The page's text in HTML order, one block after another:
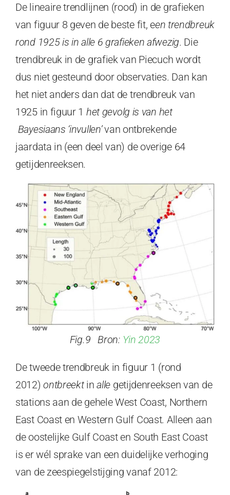
De lineaire trendlijnen (rood) in de grafieken
van figuur 8 geven de beste fit, een trendbreuk
rond 1925 is in alle 6 grafieken afwezig. Die
trendbreuk in de grafiek van Piecuch wordt
dus niet gesteund door observaties. Dan kan
het niet anders dan dat de trendbreuk van
1925 in figuur 1 het gevolg is van het
Bayesiaans ‘invullen’van ontbrekende
jaardata in (een deel van) de overige 64
getijdenreeksen.
Fig.9 Bron: Yin 2023
De tweede trendbreuk in figuur 1 (rond
2012)ontbreektinalle getijdenreeksen van de
stations aan de gehele West Coast, Northern
East Coast en Western Gulf Coast. Alleen aan
de oostelijke Gulf Coast en South East Coast
is er wél sprake van een duidelijke verhoging
van de zeespiegelstijging vanaf 2012: